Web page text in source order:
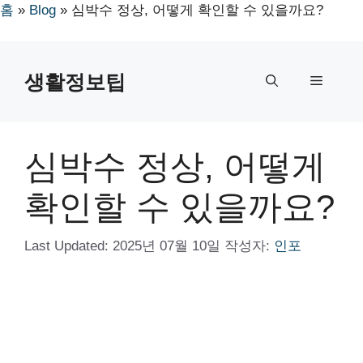
홈 » Blog » 심박수 정상, 어떻게 확인할 수 있을까요?
생활정보팁 메
심박수 정상, 어떻게
확인할 수 있을까요?
Last Updated: 2025년 07월 10일 작성자: 인포